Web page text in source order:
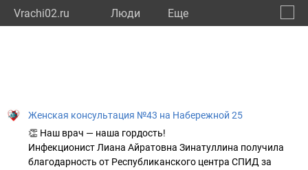
Vrachi02.ru Люди Eще
Женская консультация №43 на Набережной 25
👏 Наш врач — наша гордость!
Инфекционист Лиана Айратовна Зинатуллина получила
благодарность от Республиканского центра СПИД за